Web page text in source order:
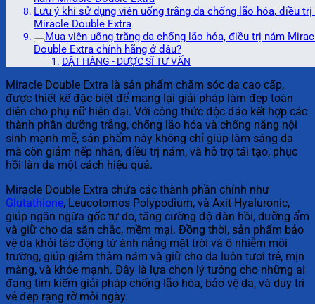
Lưu ý khi sử dụng viên uống trắng da chống lão hóa, điều trị
Miracle Double Extra
Mua viên uống trắng da chống lão hóa, điều trị nám
Double Extra chính hãng ở đâu?
ĐẶT HÀNG - DƯỢC SĨ TƯ VẤN
Miracle Double Extra là sản phẩm chăm sóc da cao cấp,
được thiết kế đặc biệt để mang lại giải pháp làm đẹp toàn
diện cho phụ nữ hiện đại. Với công thức độc đáo kết hợp các
thành phần dưỡng trắng, chống lão hóa và chống nắng nội
sinh mạnh mẽ, sản phẩm này không chỉ giúp làm sáng da
mà còn giảm nếp nhăn, điều trị nám, và hỗ trợ tái tạo, phục
hồi làn da một cách hiệu quả.
Miracle Double Extra chứa các thành phần chính như
Glutathione, Leucotomos Polypodium, và Axit Hyaluronic,
giúp ngăn ngừa gốc tự do, tăng cường độ đàn hồi, dưỡng ẩm
và giữ cho da săn chắc, mềm mại. Đồng thời, sản phẩm bảo
vệ da khỏi tác động từ ánh nắng mặt trời và ô nhiễm môi
trường, giúp giảm thâm nám và giữ cho da luôn tươi trẻ, mịn
màng, và khỏe mạnh. Đây là lựa chọn lý tưởng cho những ai
đang tìm kiếm giải pháp chống lão hóa, bảo vệ da, và duy trì
vẻ đẹp rạng rỡ mỗi ngày.